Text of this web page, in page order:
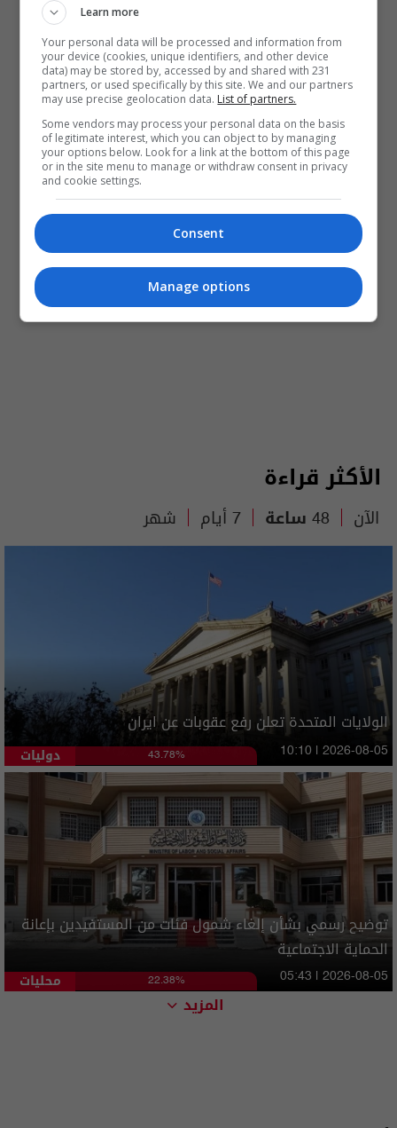
الأكثر قراءة
الآن 48 ساعة 7 أيام شهر
الولايات المتحدة تعلن رفع عقوبات عن ايران
دوليات 43.78% 10:10 | 2026-08-05
توضيح رسمي بشأن إلغاء شمول فئات من المستفيدين بإعانة
الحماية الاجتماعية
محليات 22.38% 05:43 | 2026-08-05
المزيد
Learn more
Your personal data will be processed and information from
your device (cookies, unique identifiers, and other device
data) may be stored by, accessed by and shared with 231
partners, or used specifically by this site. We and our partners
may use precise geolocation data. List of partners.
Some vendors may process your personal data on the basis
of legitimate interest, which you can object to by managing
your options below. Look for a link at the bottom of this page
or in the site menu to manage or withdraw consent in privacy
and cookie settings.
Consent
Manage options